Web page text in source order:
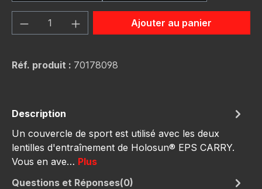
Quantité de produit : Entrez la
Ajouter au panier
Réf. produit : 70178098
Description
Un couvercle de sport est utilisé avec les deux
lentilles d'entraînement de Holosun® EPS CARRY.
Vous en ave… Plus
Questions et Réponses(0)